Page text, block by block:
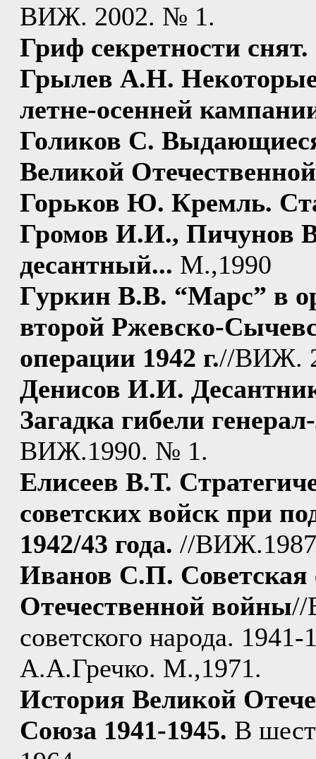
ВИЖ. 2002. № 1.
Гриф секретности снят.
Грылев А.Н. Некоторые
летне-осенней
Голиков С.
Великой
Горьков Ю. Кремль.
Громов И.И., Пичунов
десантный... М.,1990
Гуркин В.В. “Марс” в
второй Ржевско-
операции 1942 г.//ВИЖ.
Денисов И.И.
Загадка гибели
ВИЖ.1990. № 1.
Елисеев В.Т.
советских войск при
1942/43 года. //
Иванов С.П. Советская
Отечественной войны//
советского народа.
А.А.Гречко. М.,1971.
История Великой
Союза 1941-1945. В